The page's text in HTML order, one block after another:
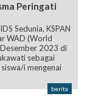
Peringati
Sedunia, KSPAN
WAD (World
2023 di
sebagai
i mengenai
berita